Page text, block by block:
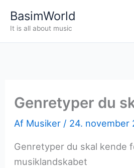
BasimWorld
It is all about music
Genretyper du
Af Musiker / 24. november
Genretyper du skal kende
musiklandskabet